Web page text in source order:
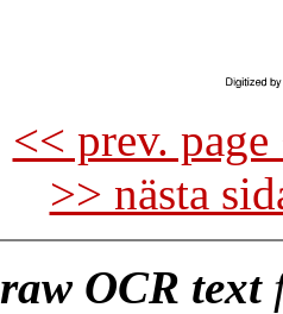
<< prev.
>> nästa
raw OCR text